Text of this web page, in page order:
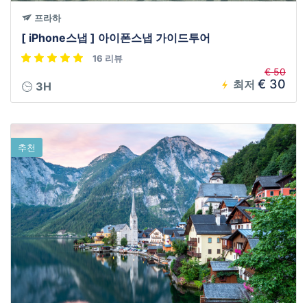
프라하
[ iPhone스냅 ] 아이폰스냅 가이드투어
16 리뷰
3H 최저
€ 50
€ 30
추천